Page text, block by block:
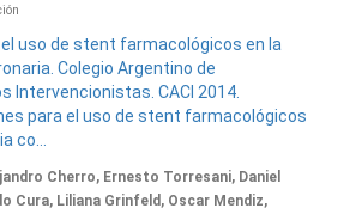
uso de stent farmacológicos en la
Colegio Argentino de
Intervencionistas. CACI 2014.
para el uso de stent farmacológicos
co...
Cherro, Ernesto Torresani, Daniel
Cura, Liliana Grinfeld, Oscar Mendiz,